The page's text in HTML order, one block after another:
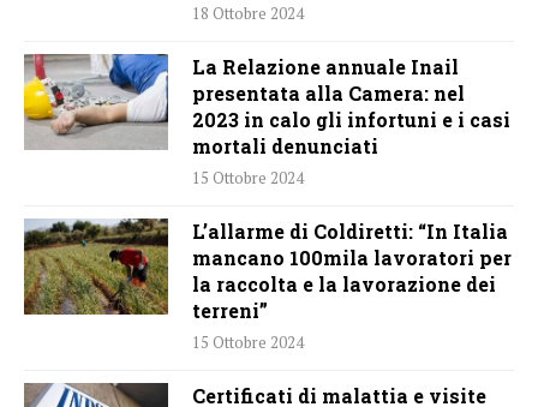
18 Ottobre 2024
La Relazione annuale Inail
presentata alla Camera: nel
2023 in calo gli infortuni e i casi
mortali denunciati
15 Ottobre 2024
L’allarme di Coldiretti: “In Italia
mancano 100mila lavoratori per
la raccolta e la lavorazione dei
terreni”
15 Ottobre 2024
Certificati di malattia e visite